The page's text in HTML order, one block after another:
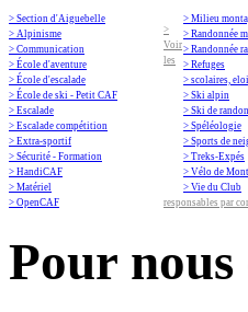
> Section d'Aiguebelle
> Alpinisme
> Communication
> École d'aventure
> École d'escalade
> École de ski - Petit CAF
> Escalade
> Escalade compétition
> Extra-sportif
> Sécurité - Formation
> HandiCAF
> Matériel
> OpenCAF
> Milieu
> Randonnée
> Randonnée
> Refuges
> scolaires,
> Ski alpin
> Ski de
> Spéléologie
> Sports de
> Treks-Expés
> Vélo de
> Vie du Club
>
Voir
les
responsables par
Pour